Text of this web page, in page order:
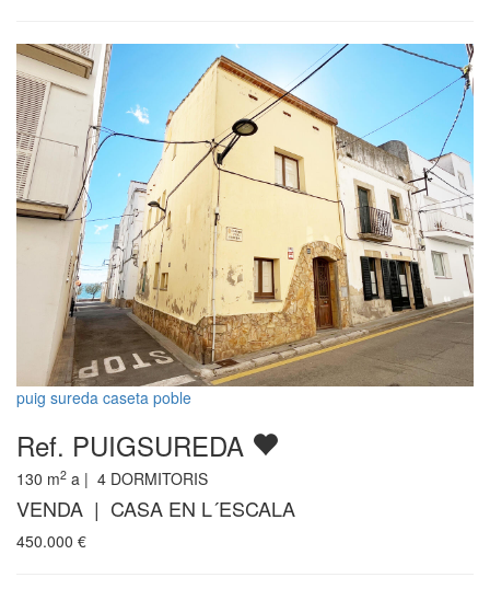
puig sureda caseta poble
Ref. PUIGSUREDA
130 m2 a | 4 DORMITORIS
VENDA | CASA EN L´ESCALA
450.000 €